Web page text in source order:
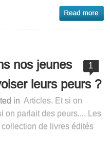
nos jeunes
leurs peurs ?
in Articles, Et si on
on parlait des peurs...,
Les
collection de livres édités
1